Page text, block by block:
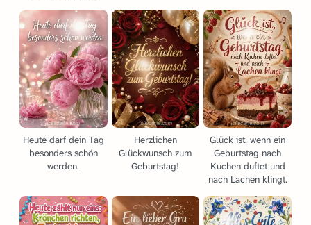
Heute darf dein Tag
besonders schön
werden.
Herzlichen
Glückwunsch zum
Geburtstag!
Glück ist, wenn ein
Geburtstag nach
Kuchen duftet und
nach Lachen klingt.